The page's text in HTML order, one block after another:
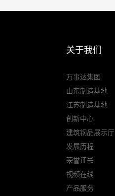
关于我们
万事达集团
山东制造基地
江苏制造基地
创新中心
建筑钢品展示厅
发展历程
荣誉证书
视频在线
产品服务